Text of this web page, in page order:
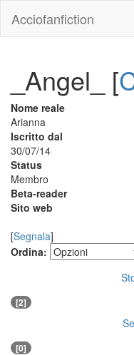
Acciofanfiction
_Angel_ [
Nome reale
Arianna
Iscritto dal
30/07/14
Status
Membro
Beta-reader
Sito web
[Segnala]
Ordina:
[2]
[0]